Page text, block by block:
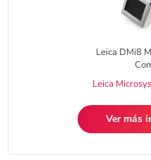
Leica DMi8
Leica
Ver más